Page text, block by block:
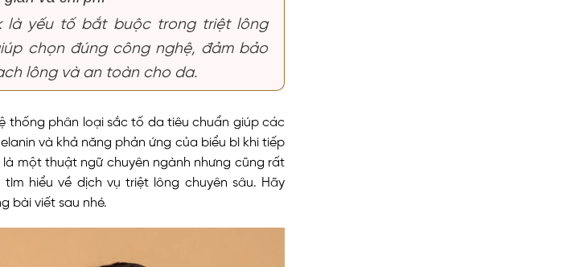
là yếu tố bắt buộc trong triệt lông
chọn đúng công nghệ, đảm bảo
lông và an toàn cho da.
thống phân loại sắc tố da tiêu chuẩn giúp các
và khả năng phản ứng của biểu bì khi tiếp
một thuật ngữ chuyên ngành nhưng cũng rất
hiểu về dịch vụ triệt lông chuyên sâu. Hãy
bài viết sau nhé.